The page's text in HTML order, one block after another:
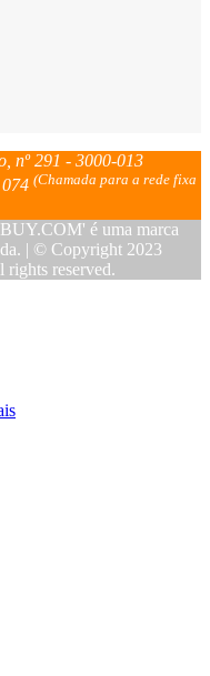
nº 291 - 3000-013
(Chamada para a rede fixa
é uma marca
| © Copyright 2023
reserved.